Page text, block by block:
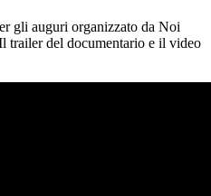
gli auguri organizzato da Noi
del documentario e il video